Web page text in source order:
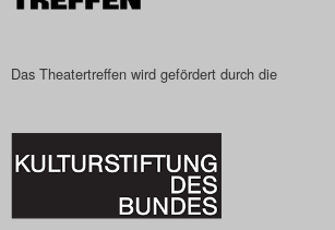
Das Theatertreffen wird gefördert durch die